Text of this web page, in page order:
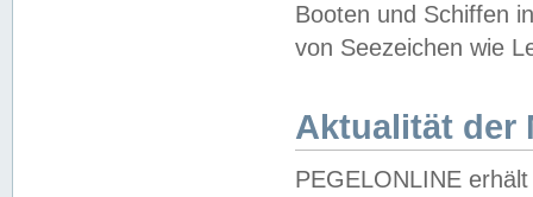
Booten und Schiffen
von Seezeichen wie
Aktualität der
PEGELONLINE